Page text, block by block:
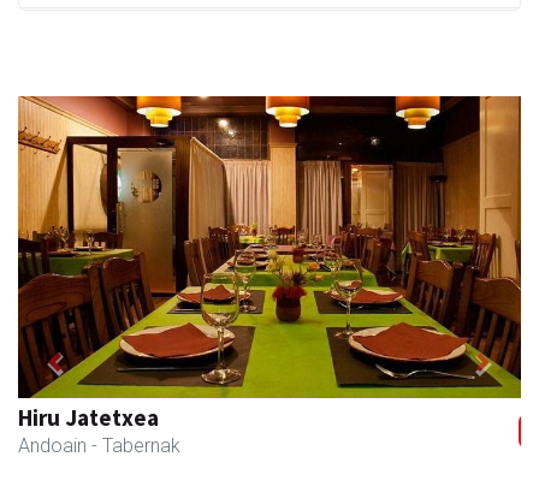
Hiru Jatetxea
Andoain - Tabernak
Previous Next